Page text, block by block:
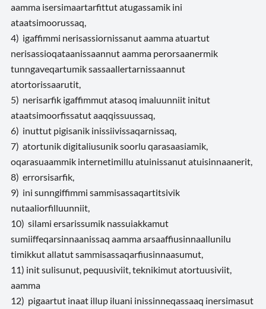
aamma isersimaartarfittut atugassamik ini
ataatsimoorussaq,
4) igaffimmi nerisassiornissanut aamma atuartut
nerisassioqataanissaannut aamma perorsaanermik
tunngaveqartumik sassaallertarnissaannut
atortorissaarutit,
5) nerisarfik igaffimmut atasoq imaluunniit initut
ataatsimoorfissatut aaqqissuussaq,
6) inuttut pigisanik inissiivissaqarnissaq,
7) atortunik digitaliusunik soorlu qarasaasiamik,
oqarasuaammik internetimillu atuinissanut atuisinnaanerit,
8) errorsisarfik,
9) ini sunngiffimmi sammisassaqartitsivik
nutaaliorfilluunniit,
10) silami ersarissumik nassuiakkamut
sumiiffeqarsinnaanissaq aamma arsaaffiusinnaallunilu
timikkut allatut sammisassaqarfiusinnaasumut,
11) init sulisunut, pequusiviit, teknikimut atortuusiviit,
aamma
12) pigaartut inaat illup iluani inissinneqassaaq inersimasut